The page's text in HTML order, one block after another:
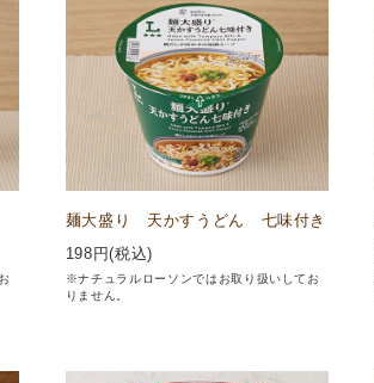
麺大盛り 天かすうどん 七味付き
198 円(税込)
※ナチュラルローソンではお取り扱いしてお
りません。